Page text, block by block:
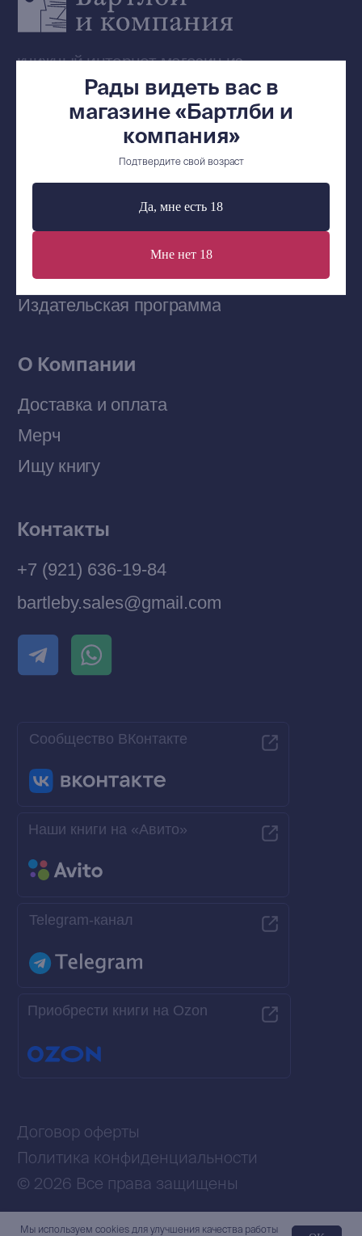
Рады видеть вас в
магазине «Бартлби и
компания»
Подтвердите свой возраст
Да, мне есть 18
Мне нет 18
Мы используем сookies для улучшения качества работы
Контакты
+7 (921) 636-19-84
bartleby.sales@gmail.com
Договор оферты
© 2026 Все права защищены
Сообщество ВКонтакте